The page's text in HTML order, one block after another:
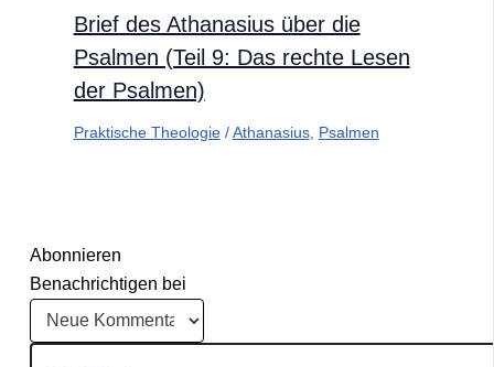
Brief des Athanasius über die
Psalmen (Teil 9: Das rechte Lesen
der Psalmen)
Praktische Theologie/Athanasius, Psalmen
Abonnieren
Benachrichtigen bei